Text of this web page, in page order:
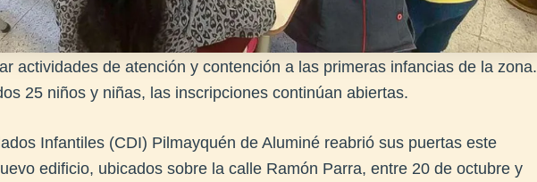
actividades de atención y contención a las primeras infancias de la zona.
25 niños y niñas, las inscripciones continúan abiertas.
Infantiles (CDI) Pilmayquén de Aluminé reabrió sus puertas este
edificio, ubicados sobre la calle Ramón Parra, entre 20 de octubre y